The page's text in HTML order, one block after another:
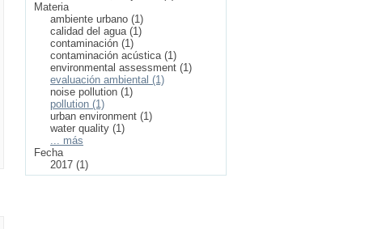
Materia
ambiente urbano (1)
calidad del agua (1)
contaminación (1)
contaminación acústica (1)
environmental assessment (1)
evaluación ambiental (1)
noise pollution (1)
pollution (1)
urban environment (1)
water quality (1)
... más
Fecha
2017 (1)